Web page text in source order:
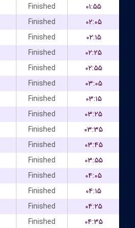
Finished
۰۱:۵۵
Finished
۰۲:۰۵
Finished
۰۲:۱۵
Finished
۰۲:۲۵
Finished
۰۲:۵۵
Finished
۰۳:۰۵
Finished
۰۳:۱۵
Finished
۰۳:۲۵
Finished
۰۳:۳۵
Finished
۰۳:۴۵
Finished
۰۳:۵۵
Finished
۰۴:۰۵
Finished
۰۴:۱۵
Finished
۰۴:۲۵
Finished
۰۴:۳۵